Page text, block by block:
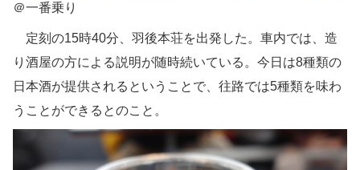
＠一番乗り
定刻の15時40分、羽後本荘を出発した。車内では、造
り酒屋の方による説明が随時続いている。今日は8種類の
日本酒が提供されるということで、往路では5種類を味わ
うことができるとのこと。